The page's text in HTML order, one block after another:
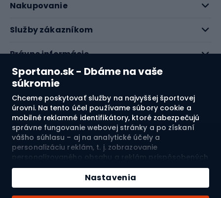
Sportano.sk - Dbáme na vaše
súkromie
Chceme poskytovať služby na najvyššej športovej
úrovni. Na tento účel používame súbory cookie a
mobilné reklamné identifikátory, ktoré zabezpečujú
správne fungovanie webovej stránky a po získaní
vášho súhlasu – aj na analytické účely a
personalizáciu reklám, t. j. zobrazovanie
personalizovaného obsahu a reklám prispôsobených
vašim záujmom a meranie ich účinnosti. Súbory
cookie a mobilné reklamné identifikátory môžu byť
použité ako na personalizované, tak aj na
Nastavenia
Nakupovanie
Služby zákazníkom
Právne informácie
O nás
Pozrite si naše recenzie
4.7